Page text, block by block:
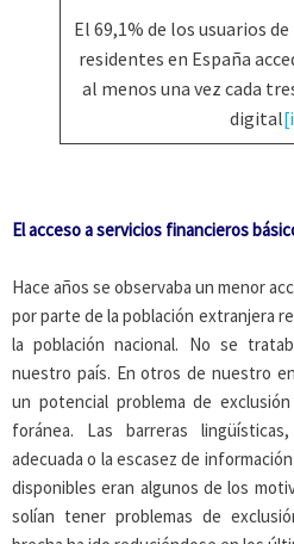
El 69,1% de los usuarios
residentes en España
al menos una vez cada
digital
El acceso a servicios financieros
Hace años se observaba un menor
por parte de la población extranjera
la población nacional. No se
nuestro país. En otros de nuestro
un potencial problema de
foránea. Las barreras
adecuada o la escasez de
disponibles eran algunos de los
solían tener problemas de